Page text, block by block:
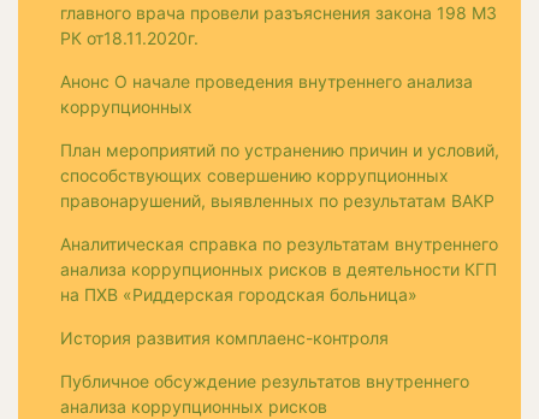
главного врача провели разъяснения закона 198 МЗ
РК от18.11.2020г.
Анонс О начале проведения внутреннего анализа
коррупционных
План мероприятий по устранению причин и условий,
способствующих совершению коррупционных
правонарушений, выявленных по результатам ВАКР
Аналитическая справка по результатам внутреннего
анализа коррупционных рисков в деятельности КГП
на ПХВ «Риддерская городская больница»
История развития комплаенс-контроля
Публичное обсуждение результатов внутреннего
анализа коррупционных рисков